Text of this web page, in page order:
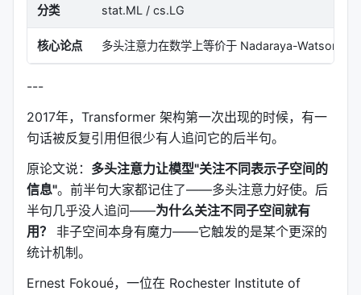
分类 stat.ML / cs.LG
核心论点 多头注意力在数学上等价于 Nadaraya-Watson 核
---
2017年，Transformer 架构第一次出现的时候，有一
句话被反复引用但很少有人追问它的后半句。
原论文说： 多头注意力让模型"关注不同表示子空间的
信息"。前半句大家都记住了——多头注意力好使。后
半句几乎没人追问——为什么关注不同子空间就有
用？
非子空间本身有魔力——它触发的是某个更深的
统计机制。
Ernest Fokoué，一位在 Rochester Institute of